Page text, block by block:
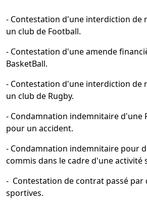
- Contestation d'une interdiction de
un club de Football.
- Contestation d'une amende
BasketBall.
- Contestation d'une interdiction de
un club de Rugby.
- Condamnation indemnitaire d'une
pour un accident.
- Condamnation indemnitaire pour
commis dans le cadre d'une activité
- Contestation de contrat passé par
sportives.